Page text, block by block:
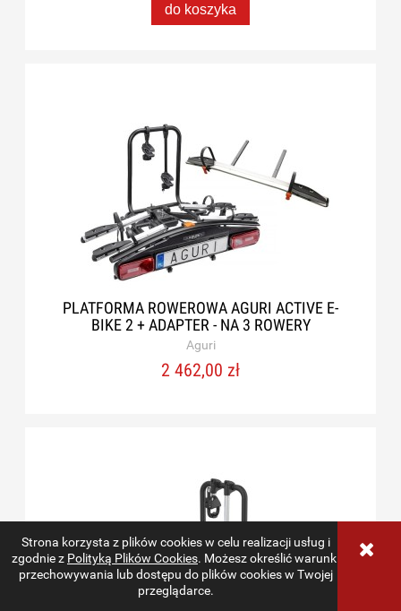
Strona korzysta z plików cookies w celu realizacji usług i
zgodnie z Polityką Plików Cookies. Możesz określić warunki
przechowywania lub dostępu do plików cookies w Twojej
przeglądarce.
do koszyka
PLATFORMA ROWEROWA AGURI ACTIVE E-
BIKE 2 + ADAPTER - NA 3 ROWERY
Aguri
2 462,00 zł